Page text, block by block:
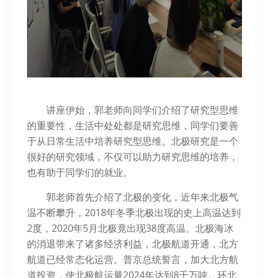
讲座伊始，郭老师向同学们介绍了研究型思维
的重要性，生活中处处都是研究思维，同学们要善
于从日常生活中培养研究型思维。北极研究是一个
很好的研究领域，不仅可以助力研究思维的培养，
也有助于同学们的就业。
郭老师首先介绍了北极的变化，近年来北极气
温不断攀升，2018年冬季北极出现的史上高温达到
2度，2020年5月北极竟出现38度高温。北极海冰
的消退带来了诸多经济利益，北极航道开通，北方
航道已经常态化运营。普京总统誓言，加大北方航
道投资，使北极航运量2024年达到8千万吨。环北